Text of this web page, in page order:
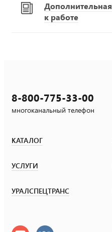
к работе
8-800-775-33-00
многоканальный телефон
КАТАЛОГ
УСЛУГИ
УРАЛСПЕЦТРАНС